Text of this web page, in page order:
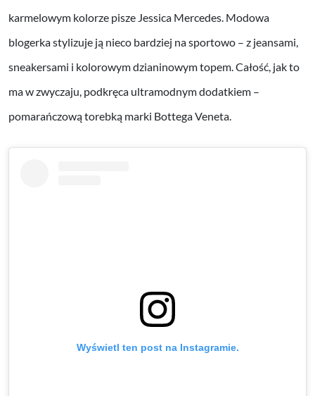
karmelowym kolorze pisze Jessica Mercedes. Modowa
blogerka stylizuje ją nieco bardziej na sportowo – z jeansami,
sneakersami i kolorowym dzianinowym topem. Całość, jak to
ma w zwyczaju, podkręca ultramodnym dodatkiem –
pomarańczową torebką marki Bottega Veneta.
Wyświetl ten post na Instagramie.